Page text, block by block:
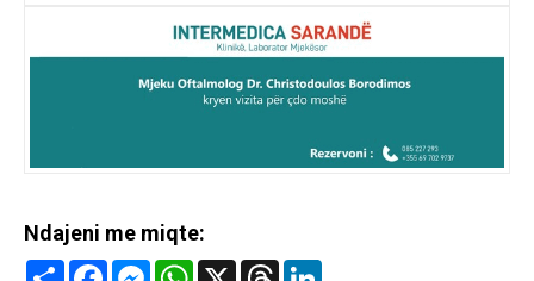
Ndajeni me miqte:
Share FacebookMessenger
WhatsApp
X Threads